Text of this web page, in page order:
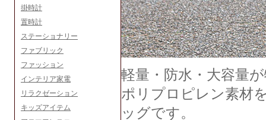
掛時計
置時計
ステーショナリー
ファブリック
ファッション
インテリア家電
リラクゼーション
キッズアイテム
軽量・防水・大容量
ポリプロピレン素材
ッグです。